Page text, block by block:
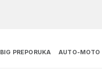
BIG PREPORUKA AUTO-MOTO